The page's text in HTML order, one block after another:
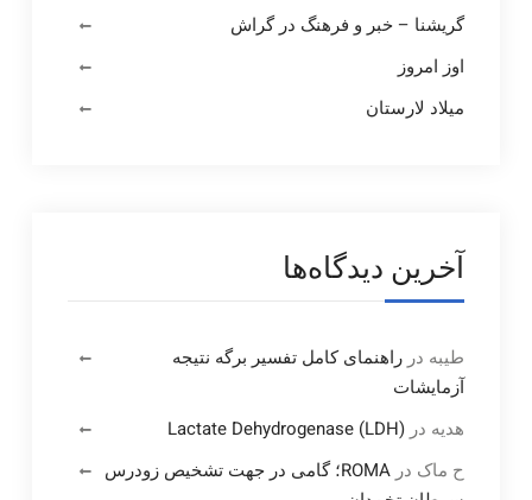
گریشنا – خبر و فرهنگ در گراش
اوز امروز
میلاد لارستان
آخرین دیدگاه‌ها
طیبه در راهنمای کامل تفسیر برگه نتیجه
آزمایشات
هدیه در Lactate Dehydrogenase (LDH)
ح ماک در
ROMA؛ گامی در جهت تشخیص زودرس